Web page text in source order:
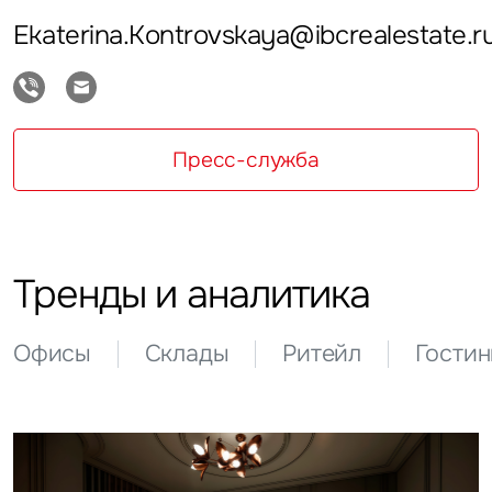
Пресс-служба
Тренды и аналитика
Офисы Склады Ритейл